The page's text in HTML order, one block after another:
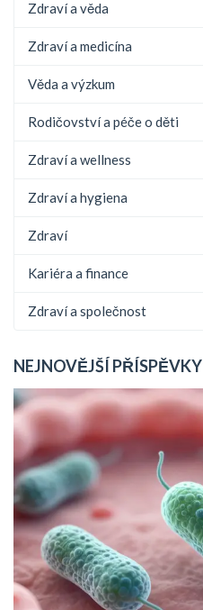
Zdraví a věda
Zdraví a medicína
Věda a výzkum
Rodičovství a péče o děti
Zdraví a wellness
Zdraví a hygiena
Zdraví
Kariéra a finance
Zdraví a společnost
NEJNOVĚJŠÍ PŘÍSPĚVKY